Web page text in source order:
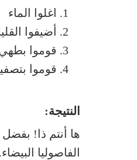
اغلوا الماء
أضيفوا
قوموا بطهي
قوموا
النتيجة:
ها أنتم ذا!
الفاصوليا